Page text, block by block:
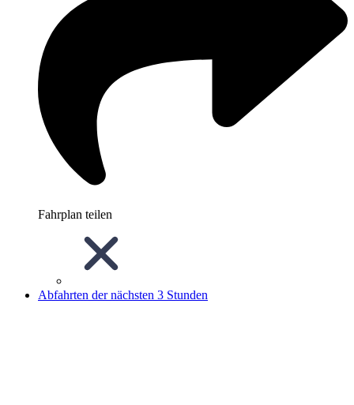
Fahrplan teilen
Abfahrten der nächsten 3 Stunden